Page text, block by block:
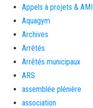
Appels à projets & AMI
Aquagym
Archives
Arrêtés
Arrêtés municipaux
ARS
assemblée plénière
association